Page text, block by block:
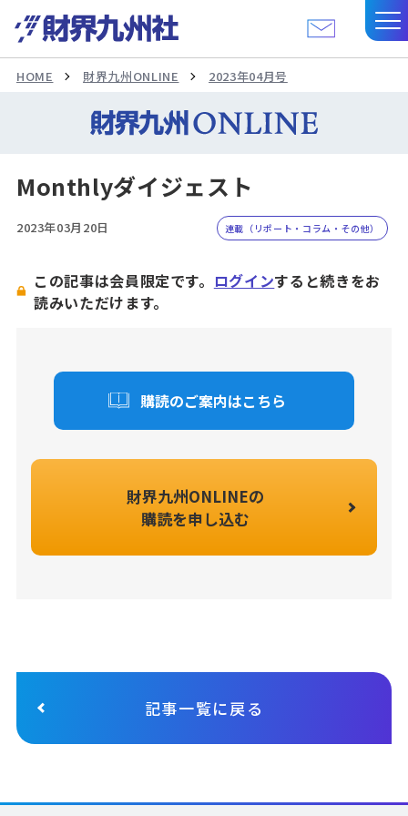
HOME 財界九州ONLINE 2023年04月号
Monthlyダイジェスト
2023年03月20日 連載（リポート・コラム・その他）
この記事は会員限定です。 ログインすると続きをお
読みいただけます。
購読のご案内はこちら
財界九州ONLINEの
購読を申し込む
記事一覧に戻る